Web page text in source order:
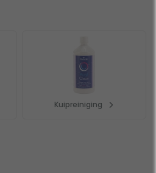
Kuipreiniging